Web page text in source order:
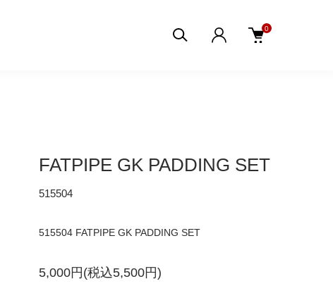
0
FATPIPE GK PADDING SET
515504
515504 FATPIPE GK PADDING SET
5,000円(税込5,500円)